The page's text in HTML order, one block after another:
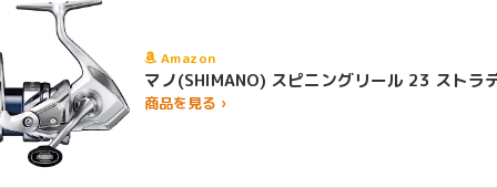
Amazon
マノ(SHIMANO) スピニングリール 23 ス
商品を見る ›